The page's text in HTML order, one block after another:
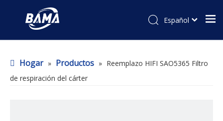
Español
Hogar » Productos » Reemplazo HIFI SAO5365 Filtro
de respiración del cárter